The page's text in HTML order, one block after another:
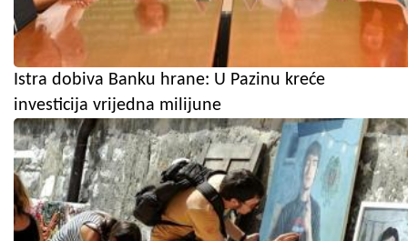
Istra dobiva Banku hrane: U Pazinu kreće
investicija vrijedna milijune